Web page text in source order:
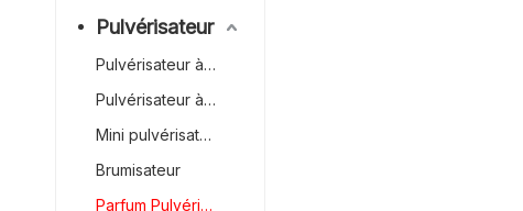
Pulvérisateur
Pulvérisateur à gâchette entièrement en plastique
Pulvérisateur à gâchette
Mini pulvérisateur à gâchette
Brumisateur
Parfum Pulvérisateur